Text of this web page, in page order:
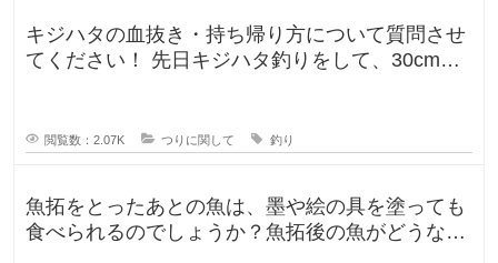
キジハタの血抜き・持ち帰り方について質問させ
てください！ 先日キジハタ釣りをして、30cm台
閲覧数：2.07K つりに関して 釣り
魚拓をとったあとの魚は、墨や絵の具を塗っても
食べられるのでしょうか？魚拓後の魚がどうなる